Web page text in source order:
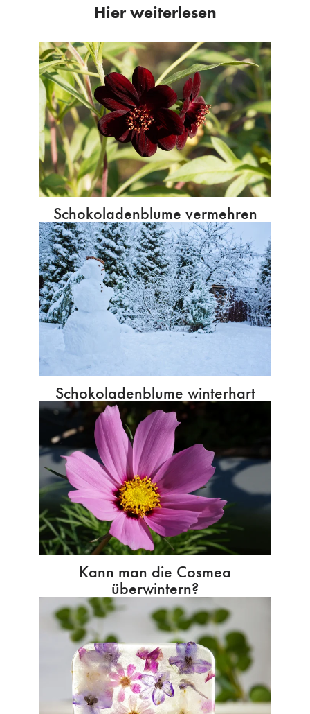
Hier weiterlesen
Schokoladenblume vermehren
Schokoladenblume winterhart
Kann man die Cosmea
überwintern?